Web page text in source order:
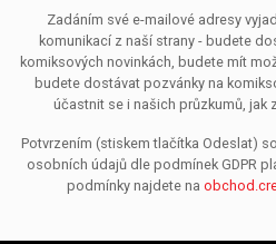
Zadáním své e-mailové adresy
komunikací z naší strany - budete
komiksových novinkách, budete mít
budete dostávat pozvánky na
účastnit se i našich průzkumů, jak
Potvrzením (stiskem tlačítka Odeslat)
osobních údajů dle podmínek GDPR
podmínky najdete na